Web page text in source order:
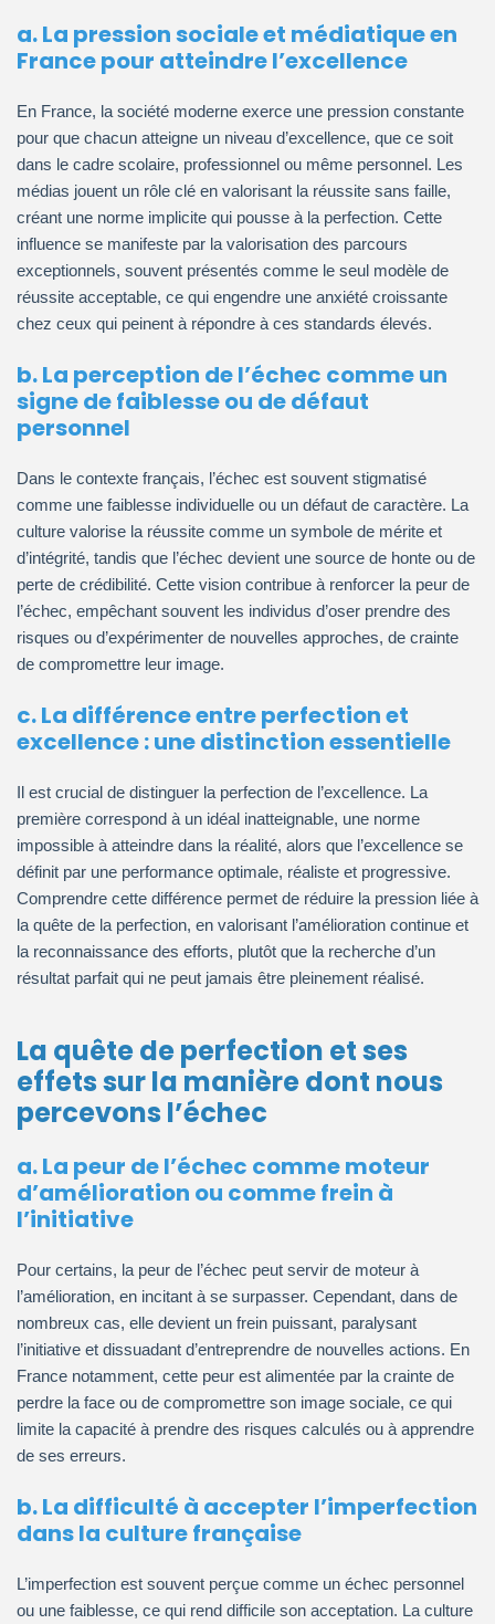
a. La pression sociale et médiatique en
France pour atteindre l’excellence
En France, la société moderne exerce une pression constante
pour que chacun atteigne un niveau d’excellence, que ce soit
dans le cadre scolaire, professionnel ou même personnel. Les
médias jouent un rôle clé en valorisant la réussite sans faille,
créant une norme implicite qui pousse à la perfection. Cette
influence se manifeste par la valorisation des parcours
exceptionnels, souvent présentés comme le seul modèle de
réussite acceptable, ce qui engendre une anxiété croissante
chez ceux qui peinent à répondre à ces standards élevés.
b. La perception de l’échec comme un
signe de faiblesse ou de défaut
personnel
Dans le contexte français, l’échec est souvent stigmatisé
comme une faiblesse individuelle ou un défaut de caractère. La
culture valorise la réussite comme un symbole de mérite et
d’intégrité, tandis que l’échec devient une source de honte ou de
perte de crédibilité. Cette vision contribue à renforcer la peur de
l’échec, empêchant souvent les individus d’oser prendre des
risques ou d’expérimenter de nouvelles approches, de crainte
de compromettre leur image.
c. La différence entre perfection et
excellence : une distinction essentielle
Il est crucial de distinguer la perfection de l’excellence. La
première correspond à un idéal inatteignable, une norme
impossible à atteindre dans la réalité, alors que l’excellence se
définit par une performance optimale, réaliste et progressive.
Comprendre cette différence permet de réduire la pression liée à
la quête de la perfection, en valorisant l’amélioration continue et
la reconnaissance des efforts, plutôt que la recherche d’un
résultat parfait qui ne peut jamais être pleinement réalisé.
La quête de perfection et ses
effets sur la manière dont nous
percevons l’échec
a. La peur de l’échec comme moteur
d’amélioration ou comme frein à
l’initiative
Pour certains, la peur de l’échec peut servir de moteur à
l’amélioration, en incitant à se surpasser. Cependant, dans de
nombreux cas, elle devient un frein puissant, paralysant
l’initiative et dissuadant d’entreprendre de nouvelles actions. En
France notamment, cette peur est alimentée par la crainte de
perdre la face ou de compromettre son image sociale, ce qui
limite la capacité à prendre des risques calculés ou à apprendre
de ses erreurs.
b. La difficulté à accepter l’imperfection
dans la culture française
L’imperfection est souvent perçue comme un échec personnel
ou une faiblesse, ce qui rend difficile son acceptation. La culture